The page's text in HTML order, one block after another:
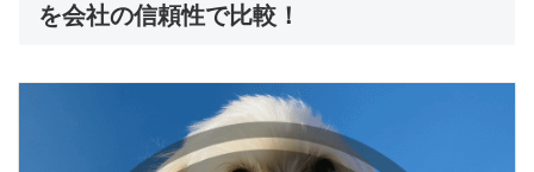
を会社の信頼性で比較！